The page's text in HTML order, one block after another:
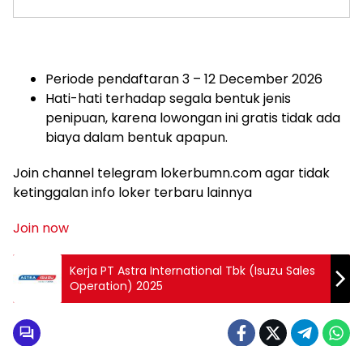
Periode pendaftaran 3 – 12 December 2026
Hati-hati terhadap segala bentuk jenis
penipuan, karena lowongan ini gratis tidak ada
biaya dalam bentuk apapun.
Join channel telegram lokerbumn.com agar tidak
ketinggalan info loker terbaru lainnya
Join now
Kerja PT Astra International Tbk (Isuzu Sales
Operation) 2025